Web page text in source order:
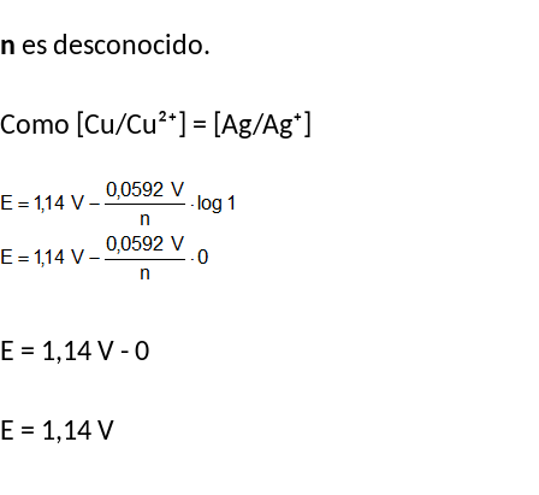
n es desconocido.
Como [Cu/Cu²⁺] = [Ag/Ag⁺]
E = 1,14 V - 0
E = 1,14 V